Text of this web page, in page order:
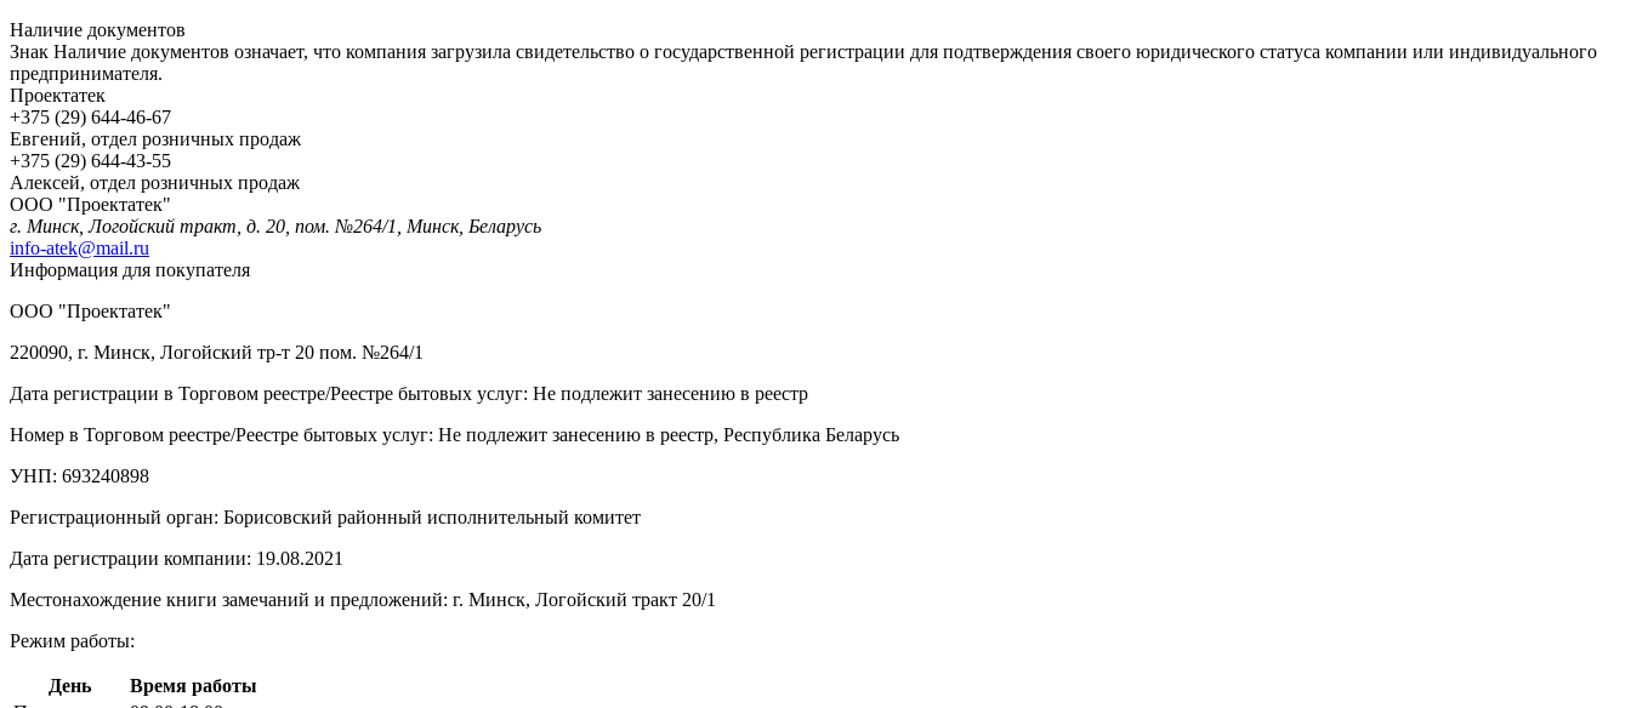
Наличие документов
Знак Наличие документов означает, что компания загрузила свидетельство о государственной регистрации для подтверждения своего юридического статуса компании или индивидуального
предпринимателя.
Проектатек
+375 (29) 644-46-67
Евгений, отдел розничных продаж
+375 (29) 644-43-55
Алексей, отдел розничных продаж
ООО "Проектатек"
г. Минск, Логойский тракт, д. 20, пом. №264/1, Минск, Беларусь
info-atek@mail.ru
Информация для покупателя
ООО "Проектатек"
220090, г. Минск, Логойский тр-т 20 пом. №264/1
Дата регистрации в Торговом реестре/Реестре бытовых услуг: Не подлежит занесению в реестр
Номер в Торговом реестре/Реестре бытовых услуг: Не подлежит занесению в реестр, Республика Беларусь
УНП: 693240898
Регистрационный орган: Борисовский районный исполнительный комитет
Дата регистрации компании: 19.08.2021
Местонахождение книги замечаний и предложений: г. Минск, Логойский тракт 20/1
Режим работы:
День
Время работы